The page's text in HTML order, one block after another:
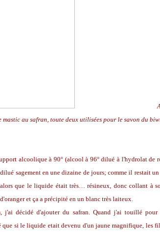
Au premier
au safran, toute deux utilisées pour le savon du
alcoolique à 90° (alcool à 96° dilué à l'hydrolat de
sagement en une dizaine de jours; comme il restait
que le liquide était très… résineux, donc collant à
et ça a précipité en un blanc très laiteux.
j'ai décidé d'ajouter du safran. Quand j'ai touillé pour
que si le liquide etait devenu d'un jaune magnifique, les